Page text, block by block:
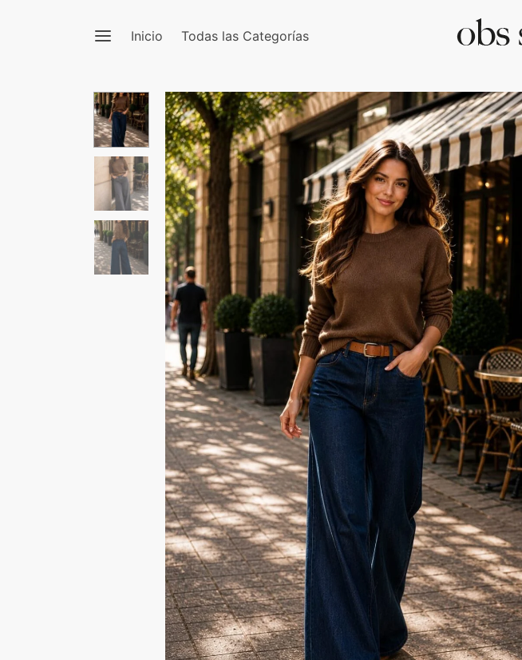
Inicio Todas las Categorías